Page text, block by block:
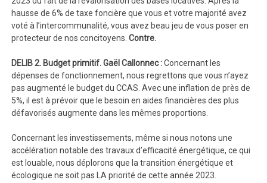
hausse de 6% de taxe foncière que vous et votre majorité avez
voté à l’intercommunalité, vous avez beau jeu de vous poser en
protecteur de nos concitoyens.Contre.
DELIB 2. Budget primitif. Gaël Callonnec :Concernant les
dépenses de fonctionnement, nous regrettons que vous n’ayez
pas augmenté le budget du CCAS. Avec une inflation de près de
5%, il est à prévoir que le besoin en aides financières des plus
défavorisés augmente dans les mêmes proportions.
Concernant les investissements, même si nous notons une
accélération notable des travaux d’efficacité énergétique, ce qui
est louable, nous déplorons que la transition énergétique et
écologique ne soit pas LA priorité de cette année 2023.